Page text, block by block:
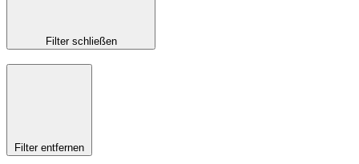
Filter schließen
Filter entfernen